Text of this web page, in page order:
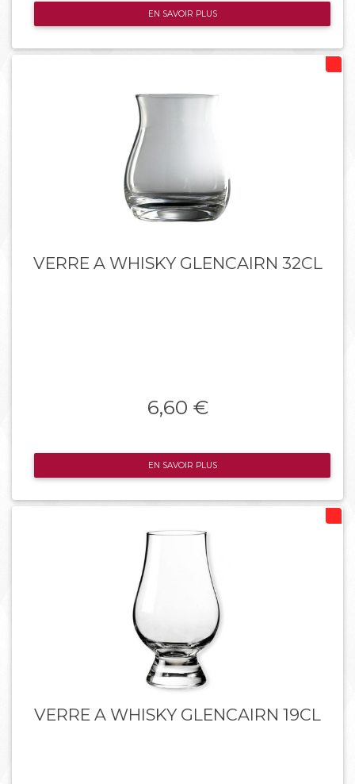
EN SAVOIR PLUS
VERRE A WHISKY GLENCAIRN 32CL
6,60 €
EN SAVOIR PLUS
VERRE A WHISKY GLENCAIRN 19CL